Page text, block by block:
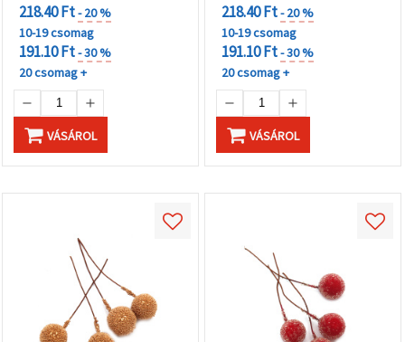
218.40 Ft- 20 %
10-19 csomag
191.10 Ft- 30 %
20 csomag +
VÁSÁROL
218.40 Ft- 20 %
10-19 csomag
191.10 Ft- 30 %
20 csomag +
VÁSÁROL